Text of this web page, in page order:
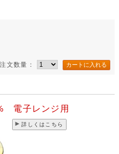
文数量：
電子レンジ用
詳しくはこちら